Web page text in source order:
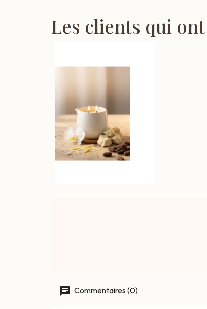
Les clients qui
Commentaires (0)